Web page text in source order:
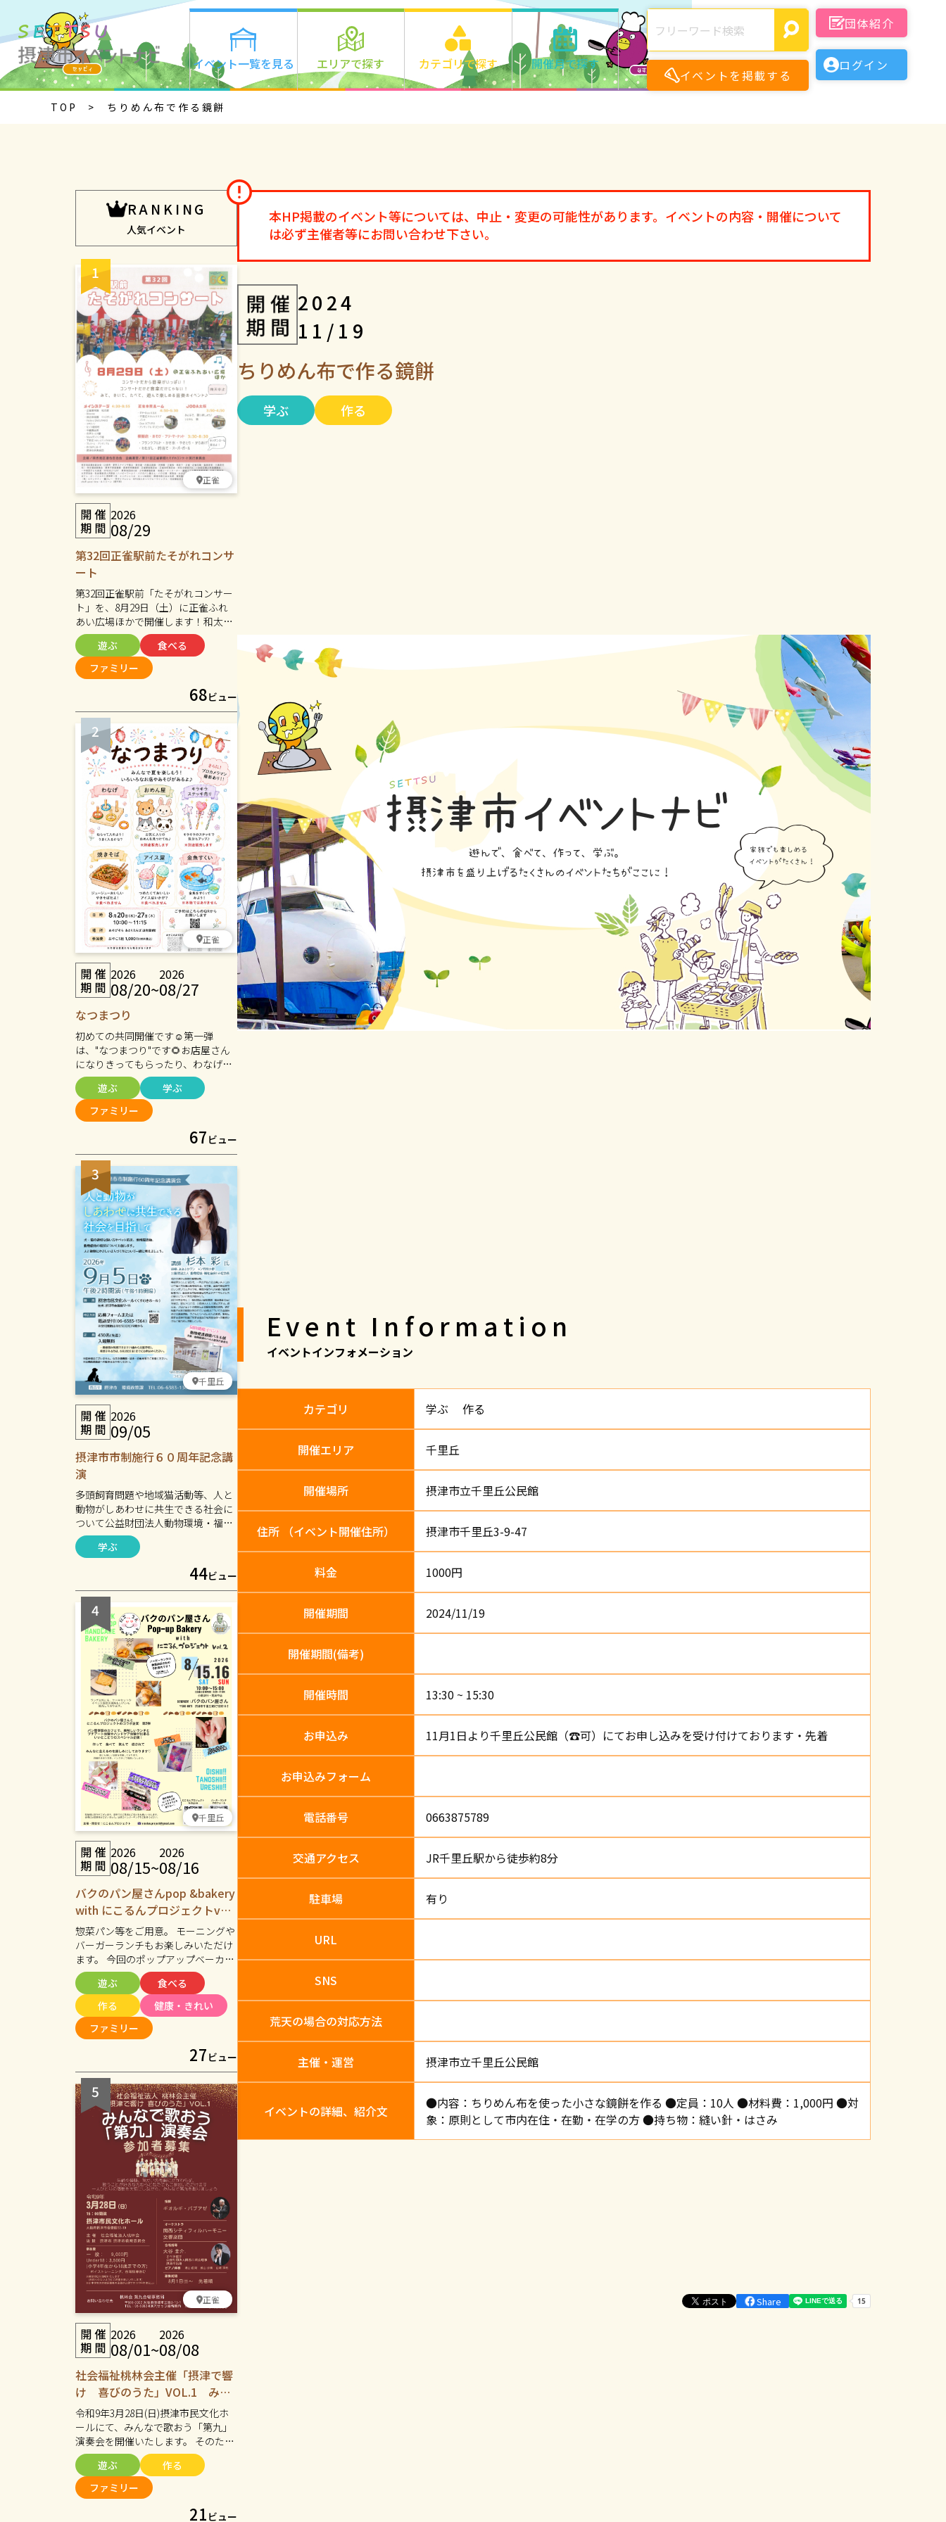
イベントを掲載する
団体紹介
ログイン
イベント一覧を見る エリアで探す
その他
カテゴリで探す 開催月で探す
2027年
1月 2月 3月
10月 11月 12月
TOP ちりめん布で作る鏡餅
RANKING
人気イベント
正雀
2026
08/29
第32回正雀駅前たそがれコンサ
ート
第32回正雀駅前「たそがれコンサー
ト」を、8月29日（土）に正雀ふれ
あい広場ほかで開催します！和太鼓
や吹奏楽、ダンスなどの多彩なステ
ージをはじめ、フランクフルトやか
き氷などの模擬店、楽しい遊びコー
ナーやフリーマーケットなど、子ど
もから大人まで楽しめる催しが盛り
だくさんです。音楽に包まれなが
ら、おいしい食べ物や交流を楽し
み、夏の夕暮れのひとときを過ごし
ませんか？入場無料です。皆さまお
誘い合わせのうえ、ぜひお気軽にお
越しください。
遊ぶ
食べる
ファミリー
68ビュー
正雀
2026
08/20~
2026
08/27
なつまつり
初めての共同開催です☺️第一弾
は、"なつまつり"です🌻お店屋さん
になりきってもらったり、わなげや
金魚すくいにも挑戦してみてくださ
いね🐟お土産も購入いただけます💐
そして、その様子をプロカメラマン
に撮ってもらってプレゼント出来ま
すよ〜🎁ぜひ浴衣や甚平などオシャ
レしてお越しくださいね🥰
遊ぶ
学ぶ
ファミリー
67 ビュー
千里丘
2026
09/05
摂津市市制施行６０周年記念講
演
多頭飼育問題や地域猫活動等、人と
動物がしあわせに共生できる社会に
ついて公益財団法人動物環境・福祉
協会Eva理事長の杉本 彩さんにご講
演いただきます。
学ぶ
44ビュー
千里丘
2026
08/15~
2026
08/16
バクのパン屋さんpop &bakery
with にこるんプロジェクトvol.
2
惣菜パン等をご用意。 モーニングや
バーガーランチもお楽しみいただけ
ます。 今回のポップアップベーカリ
ーでも ハンドマッサージ・ワークシ
ョップ・アート体験などを開催しま
す。(こちらは10:00~15:00まで) 近場
で、気軽に集い、 楽しく、美味し
い！！ そんなひとときを一緒に過ご
してみませんか？
遊ぶ
食べる
作る
健康・きれい
ファミリー
27 ビュー
正雀
2026
08/01~
2026
08/08
社会福祉桃林会主催「摂津で響
け 喜びのうた」VOL.1 みん
なで歌おう「第九」演奏会 参
加者募集
令和9年3月28日(日)摂津市民文化ホ
ールにて、みんなで歌おう「第九」
演奏会を開催いたします。 そのため
法人では合唱メンバーを募集してい
ます。年齢や経験、障がいの有無に
関わらず、歌うことが好きな方なら
どなたでもご参加いただけます。一
人ひとりの個性を大切にしながらみ
遊ぶ
作る
ファミリー
21 ビュー
本HP掲載のイベント等については、中止・変更の可能性があります。イベントの内容・開催について
は必ず主催者等にお問い合わせ下さい。
2024
11/19
ちりめん布で作る鏡餅
学ぶ 作る
Event Information
イベントインフォメーション
カテゴリ 学ぶ 作る
開催エリア 千里丘
開催場所 摂津市立千里丘公民館
住所 （イベント開催住所） 摂津市千里丘3-9-47
料金 1000円
開催期間 2024/11/19
開催期間(備考)
開催時間 13:30 ~ 15:30
お申込み 11月1日より千里丘公民館（☎可）にてお申し込みを受け付けております・先着
お申込みフォーム
電話番号 0663875789
交通アクセス JR千里丘駅から徒歩約8分
駐車場 有り
URL
SNS
荒天の場合の対応方法
主催・運営 摂津市立千里丘公民館
イベントの詳細、紹介文
●内容：ちりめん布を使った小さな鏡餅を作る ●定員：10人 ●材料費：1,000円 ●対
象：原則として市内在住・在勤・在学の方 ●持ち物：縫い針・はさみ
Share